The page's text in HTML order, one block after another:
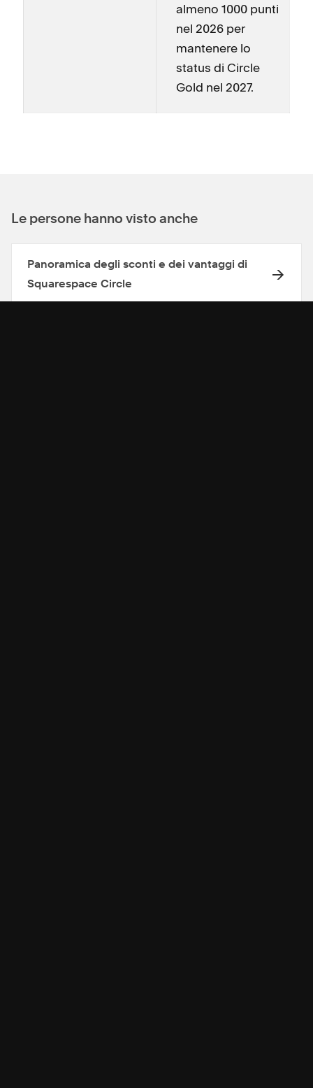
almeno 1000 punti
nel 2026 per
mantenere lo
status di Circle
Gold nel 2027.
Le persone hanno visto anche
Panoramica degli sconti e dei vantaggi di
Squarespace Circle